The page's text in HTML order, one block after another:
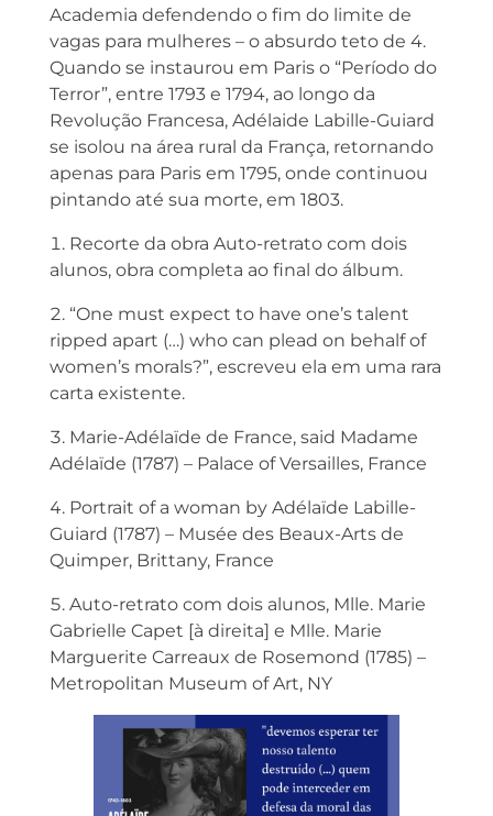
Academia defendendo o fim do limite de
vagas para mulheres – o absurdo teto de 4.
Quando se instaurou em Paris o “Período do
Terror”, entre 1793 e 1794, ao longo da
Revolução Francesa, Adélaide Labille-Guiard
se isolou na área rural da França, retornando
apenas para Paris em 1795, onde continuou
pintando até sua morte, em 1803.
Recorte da obra Auto-retrato com dois
alunos, obra completa ao final do álbum.
“One must expect to have one’s talent
ripped apart (…) who can plead on behalf of
women’s morals?”, escreveu ela em uma rara
carta existente.
Marie-Adélaïde de France, said Madame
Adélaïde (1787) – Palace of Versailles, France
Portrait of a woman by Adélaïde Labille-
Guiard (1787) – Musée des Beaux-Arts de
Quimper, Brittany, France
Auto-retrato com dois alunos, Mlle. Marie
Gabrielle Capet [à direita] e Mlle. Marie
Marguerite Carreaux de Rosemond (1785) –
Metropolitan Museum of Art, NY